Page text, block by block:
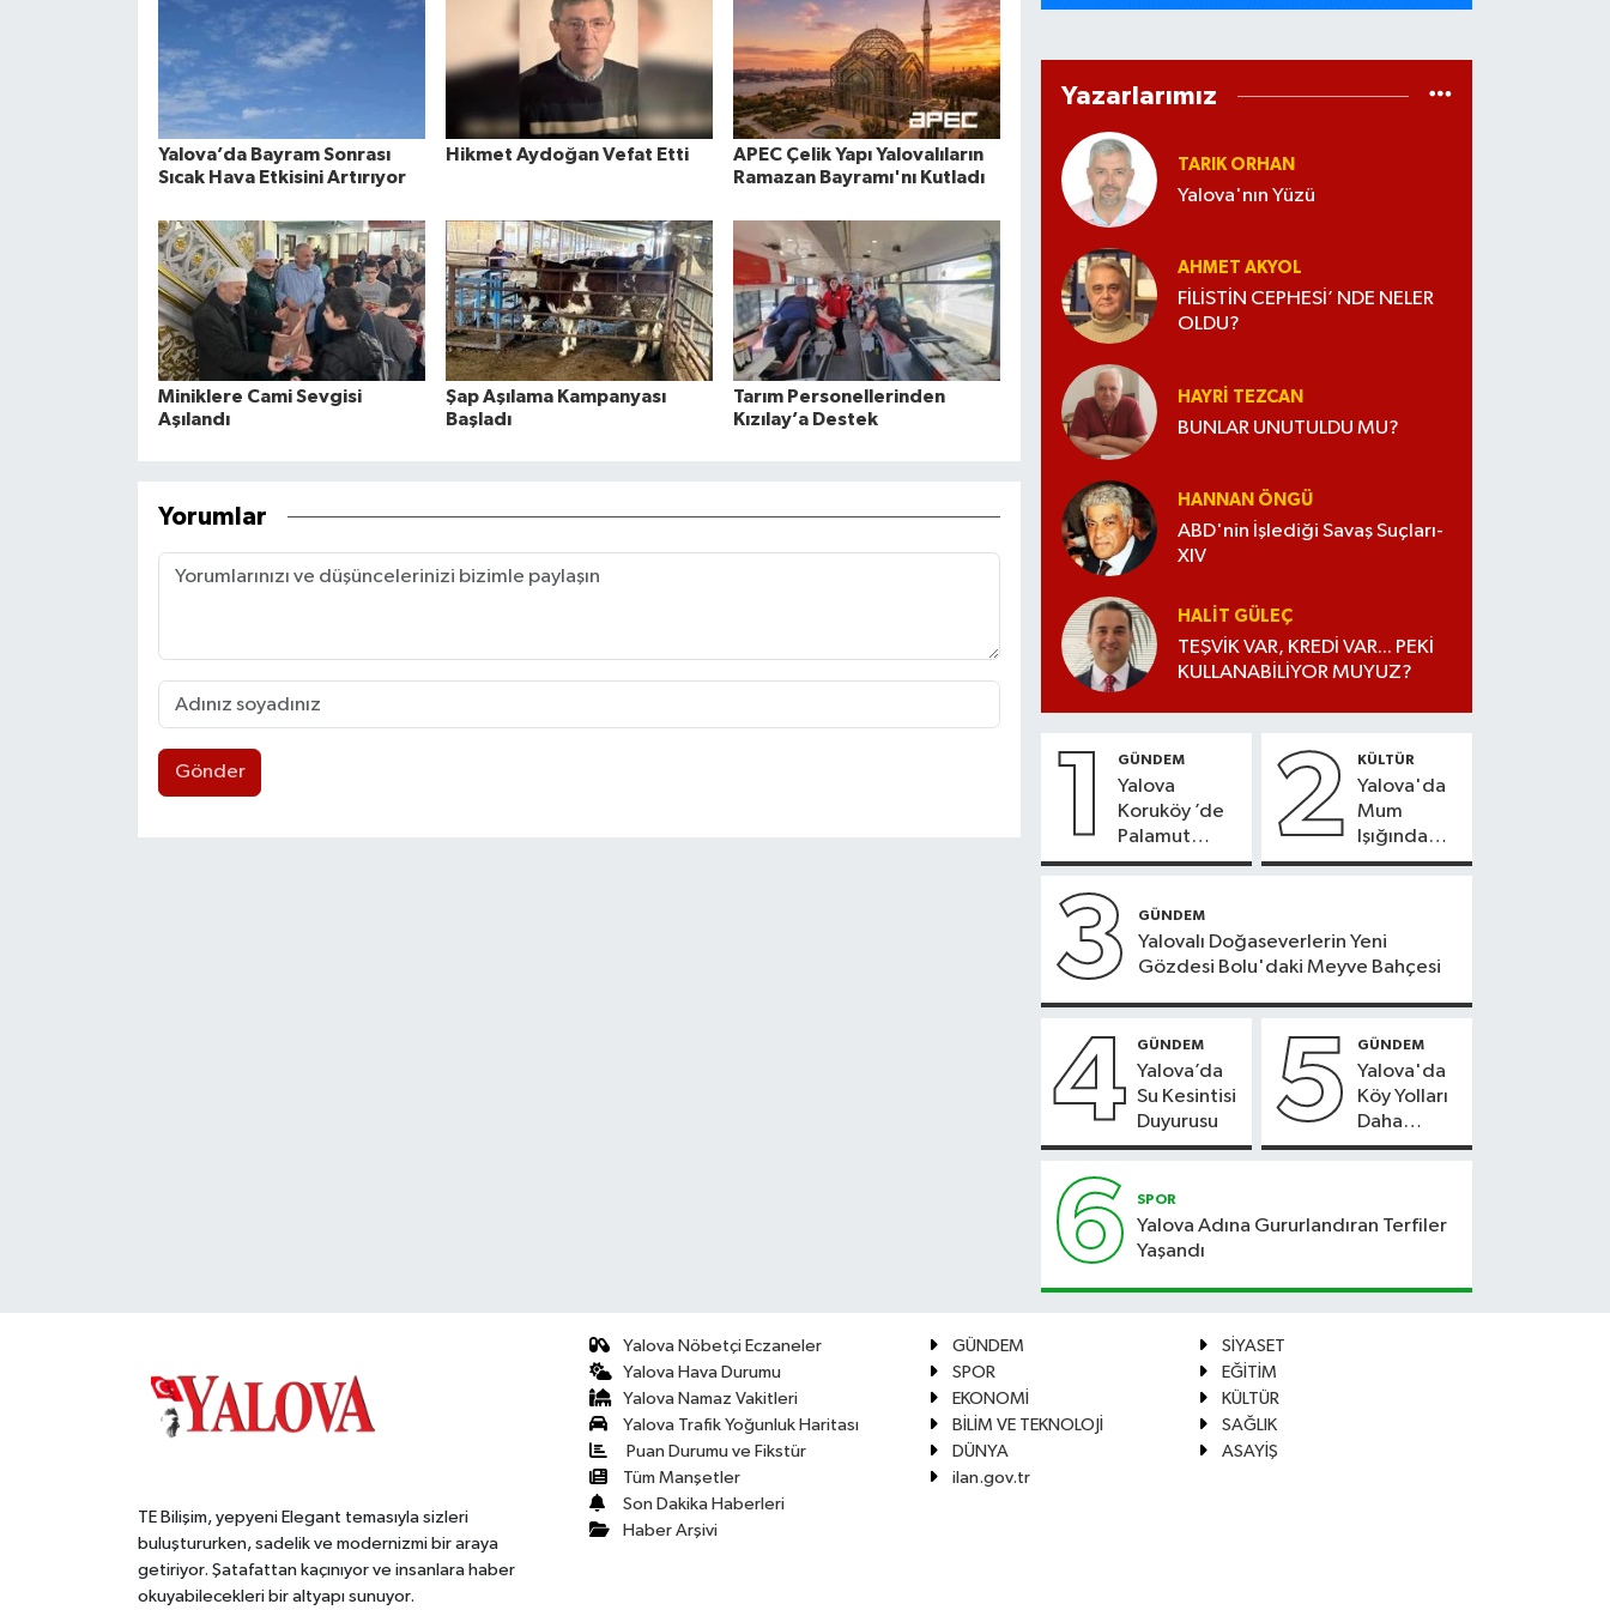
Yalova’da Bayram Sonrası
Sıcak Hava Etkisini Artırıyor
Hikmet Aydoğan Vefat Etti
APEC Çelik Yapı Yalovalıların
Ramazan Bayramı'nı Kutladı
Miniklere Cami Sevgisi
Aşılandı
Şap Aşılama Kampanyası
Başladı
Tarım Personellerinden
Kızılay’a Destek
Yorumlar
Gönder
Yazarlarımız
TARIK ORHAN
Yalova'nın Yüzü
AHMET AKYOL
FİLİSTİN CEPHESİ’ NDE NELER
OLDU?
HAYRI TEZCAN
BUNLAR UNUTULDU MU?
HANNAN ÖNGÜ
ABD'nin İşlediği Savaş Suçları-
XIV
HALIT GÜLEÇ
TEŞVİK VAR, KREDİ VAR... PEKİ
KULLANABİLİYOR MUYUZ?
1 GÜNDEM
Yalova
Koruköy ’de
Palamut
Sezonu
2 KÜLTÜR
Yalova'da
Mum
Işığında
Konser
3 GÜNDEM
Yalovalı Doğaseverlerin Yeni
Gözdesi Bolu'daki Meyve Bahçesi
4 GÜNDEM
Yalova’da
Su Kesintisi
Duyurusu
5 GÜNDEM
Yalova'da
Köy Yolları
Daha
Güvenli
6 SPOR
Yalova Adına Gururlandıran Terfiler
Yaşandı
TE Bilişim, yepyeni Elegant temasıyla sizleri
buluştururken, sadelik ve modernizmi bir araya
getiriyor. Şatafattan kaçınıyor ve insanlara haber
okuyabilecekleri bir altyapı sunuyor.
Yalova Nöbetçi Eczaneler
Yalova Hava Durumu
Yalova Namaz Vakitleri
Yalova Trafik Yoğunluk Haritası
Puan Durumu ve Fikstür
Tüm Manşetler
Son Dakika Haberleri
Haber Arşivi
GÜNDEM
SİYASET
SPOR
EĞİTİM
EKONOMİ
KÜLTÜR
BİLİM VE TEKNOLOJİ
SAĞLIK
DÜNYA
ASAYİŞ
ilan.gov.tr